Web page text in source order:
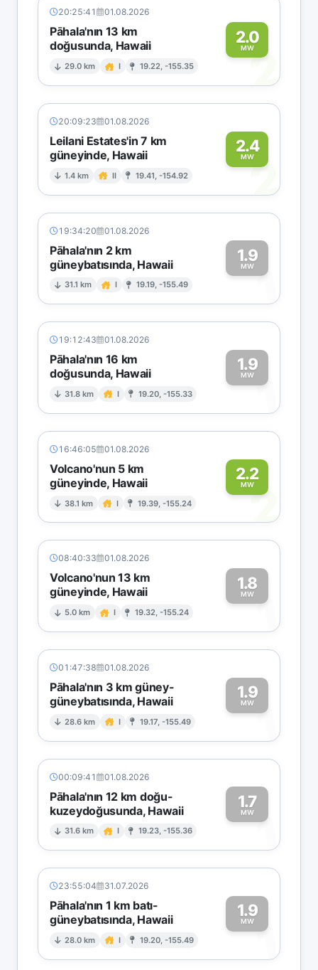
20:25:41 01.08.2026
Pāhala'nın 13 km
doğusunda, Hawaii
29.0 km I 19.22, -155.35
2.0
MW2
20:09:23 01.08.2026
Leilani Estates'in 7 km
güneyinde, Hawaii
1.4 km II 19.41, -154.92
2.4
MW2
19:34:20 01.08.2026
Pāhala'nın 2 km
güneybatısında, Hawaii
31.1 km I 19.19, -155.49
1.9
MW1
19:12:43 01.08.2026
Pāhala'nın 16 km
doğusunda, Hawaii
31.8 km I 19.20, -155.33
1.9
MW1
16:46:05 01.08.2026
Volcano'nun 5 km
güneyinde, Hawaii
38.1 km I 19.39, -155.24
2.2
MW2
08:40:33 01.08.2026
Volcano'nun 13 km
güneyinde, Hawaii
5.0 km I 19.32, -155.24
1.8
MW1
01:47:38 01.08.2026
Pāhala'nın 3 km güney-
güneybatısında, Hawaii
28.6 km I 19.17, -155.49
1.9
MW1
00:09:41 01.08.2026
Pāhala'nın 12 km doğu-
kuzeydoğusunda, Hawaii
31.6 km I 19.23, -155.36
1.7
MW1
23:55:04 31.07.2026
Pāhala'nın 1 km batı-
güneybatısında, Hawaii
28.0 km I 19.20, -155.49
1.9
MW1